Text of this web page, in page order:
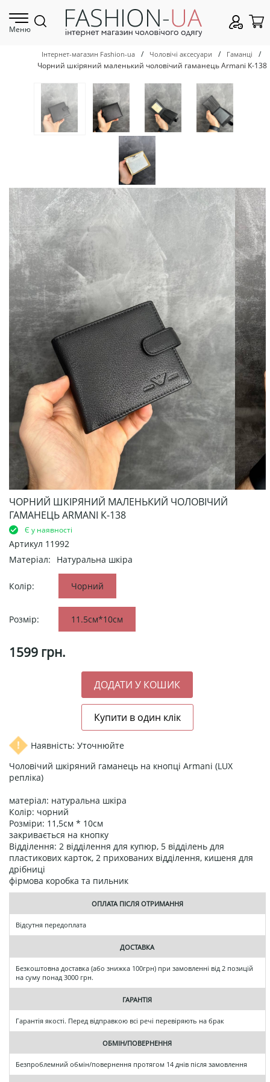
Меню
Інтернет-магазин Fashion-ua / Чоловічі аксесуари / Гаманці
/
Чорний шкіряний маленький чоловічий гаманець Armani К-138
ЧОРНИЙ ШКІРЯНИЙ МАЛЕНЬКИЙ ЧОЛОВІЧИЙ
ГАМАНЕЦЬ ARMANI К-138
Є у наявності
Артикул 11992
Матеріал:
Натуральна шкіра
Колір: Чорний
Розмір: 11.5см*10см
1599 грн.
Наявність: Уточнюйте
Чоловічий шкіряний гаманець на кнопці Armani (LUX
репліка)
матеріал: натуральна шкіра
Колір: чорний
Розміри: 11,5см * 10см
закривається на кнопку
Відділення: 2 відділення для купюр, 5 відділень для
пластикових карток, 2 прихованих відділення, кишеня для
дрібниці
фірмова коробка та пильник
ОПЛАТА ПІСЛЯ ОТРИМАННЯ
Відсутня передоплата
ДОСТАВКА
Безкоштовна доставка (або знижка 100грн) при замовленні від 2 позицій
на суму понад 3000 грн.
ГАРАНТІЯ
Гарантія якості. Перед відправкою всі речі перевіряють на брак
ОБМІН/ПОВЕРНЕННЯ
Безпроблемний обмін/повернення протягом 14 днів після замовлення